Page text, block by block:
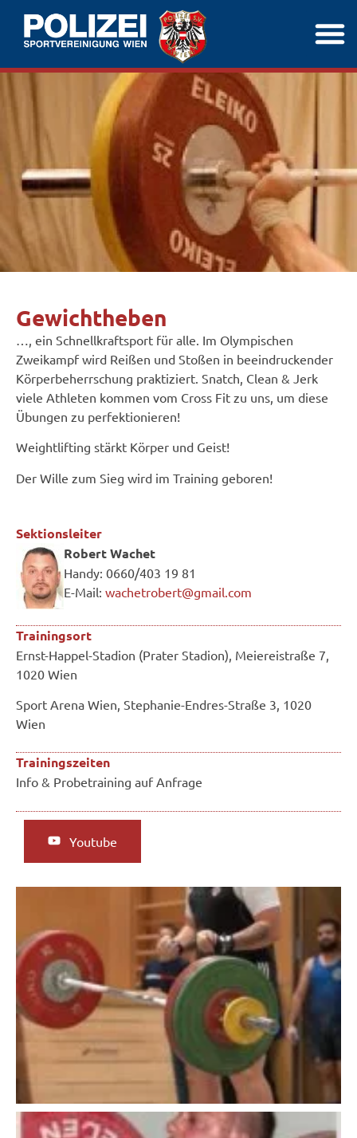
Gewichtheben
…, ein Schnellkraftsport für alle. Im Olympischen
Zweikampf wird Reißen und Stoßen in beeindruckender
Körperbeherrschung praktiziert. Snatch, Clean & Jerk
viele Athleten kommen vom Cross Fit zu uns, um diese
Übungen zu perfektionieren!
Weightlifting stärkt Körper und Geist!
Der Wille zum Sieg wird im Training geboren!
Sektionsleiter
Robert Wachet
Handy: 0660/403 19 81
E-Mail: wachetrobert@gmail.com
Trainingsort
Ernst-Happel-Stadion (Prater Stadion), Meiereistraße 7,
1020 Wien
Sport Arena Wien, Stephanie-Endres-Straße 3, 1020
Wien
Trainingszeiten
Info & Probetraining auf Anfrage
Youtube